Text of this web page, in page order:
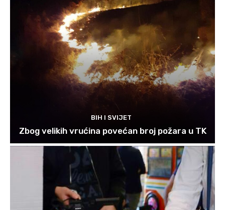
BIH I SVIJET
Zbog velikih vrućina povećan broj požara u TK